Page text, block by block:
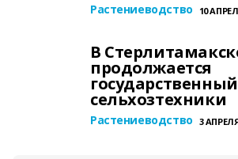
Растениеводство 10
В
продолжается
сельхозтехники
Растениеводство 3